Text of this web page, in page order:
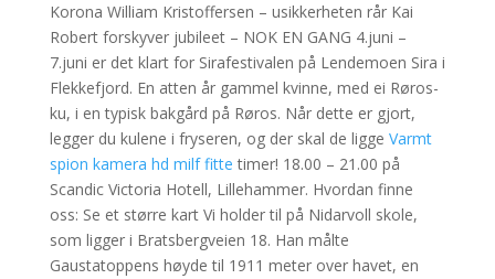
Korona William Kristoffersen – usikkerheten rår Kai
Robert forskyver jubileet – NOK EN GANG 4.juni –
7.juni er det klart for Sirafestivalen på Lendemoen Sira i
Flekkefjord. En atten år gammel kvinne, med ei Røros-
ku, i en typisk bakgård på Røros. Når dette er gjort,
legger du kulene i fryseren, og der skal de ligge Varmt
spion kamera hd milf fitte timer! 18.00 – 21.00 på
Scandic Victoria Hotell, Lillehammer. Hvordan finne
oss: Se et større kart Vi holder til på Nidarvoll skole,
som ligger i Bratsbergveien 18. Han målte
Gaustatoppens høyde til 1911 meter over havet, en